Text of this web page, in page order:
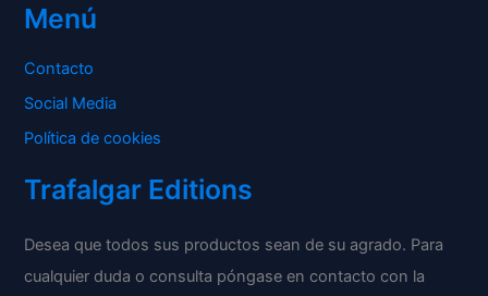
Menú
Contacto
Social Media
Política de cookies
Trafalgar Editions
Desea que todos sus productos sean de su agrado. Para
cualquier duda o consulta póngase en contacto con la